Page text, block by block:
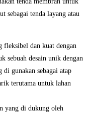
sebagai tenda layang atau
fleksibel dan kuat dengan
sebuah desain unik dengan
gunakan sebagai atap
terutama untuk lahan
yang di dukung oleh